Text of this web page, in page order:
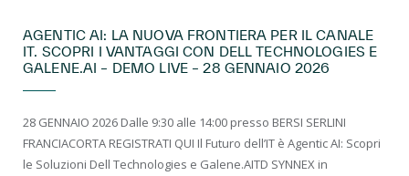
AGENTIC AI: LA NUOVA FRONTIERA PER IL CANALE
IT. SCOPRI I VANTAGGI CON DELL TECHNOLOGIES E
GALENE.AI – DEMO LIVE – 28 GENNAIO 2026
28 GENNAIO 2026 Dalle 9:30 alle 14:00 presso BERSI SERLINI
FRANCIACORTA REGISTRATI QUI ​Il Futuro dell’IT è Agentic AI: Scopri
le Soluzioni Dell Technologies e Galene.AITD SYNNEX in